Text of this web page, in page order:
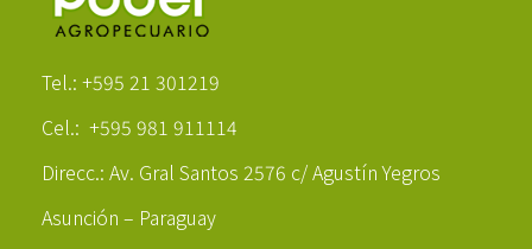
Tel.: +595 21 301219
Cel.: +595 981 911114
Direcc.: Av. Gral Santos 2576 c/ Agustín Yegros
Asunción – Paraguay